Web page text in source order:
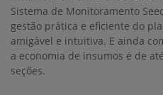
Sistema de Monitoramento
gestão prática e eficiente do
amigável e intuitiva. E ainda
a economia de insumos é de
seções.